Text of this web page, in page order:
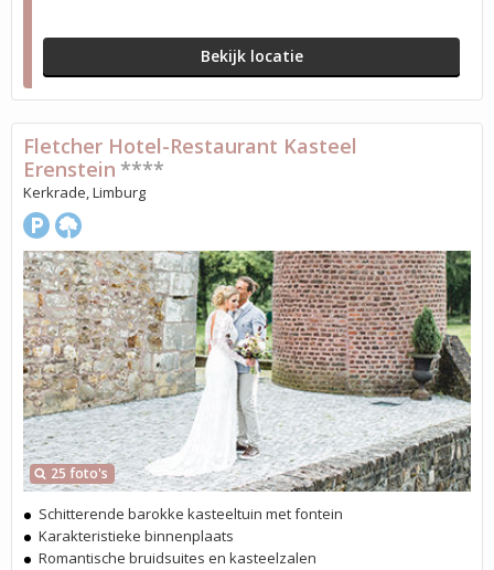
Bekijk locatie
25 foto's
Fletcher Hotel-Restaurant Kasteel
Erenstein ****
Kerkrade, Limburg
Schitterende barokke kasteeltuin met fontein
Karakteristieke binnenplaats
Romantische bruidsuites en kasteelzalen